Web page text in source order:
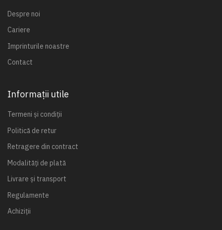
Despre noi
Cariere
Imprinturile noastre
Contact
Informații utile
Termeni și condiții
Politică de retur
Retragere din contract
Modalități de plată
Livrare și transport
Regulamente
Achiziții